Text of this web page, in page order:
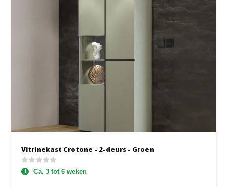
Vitrinekast Crotone - 2-deurs - Groen
Ca. 3 tot 6 weken